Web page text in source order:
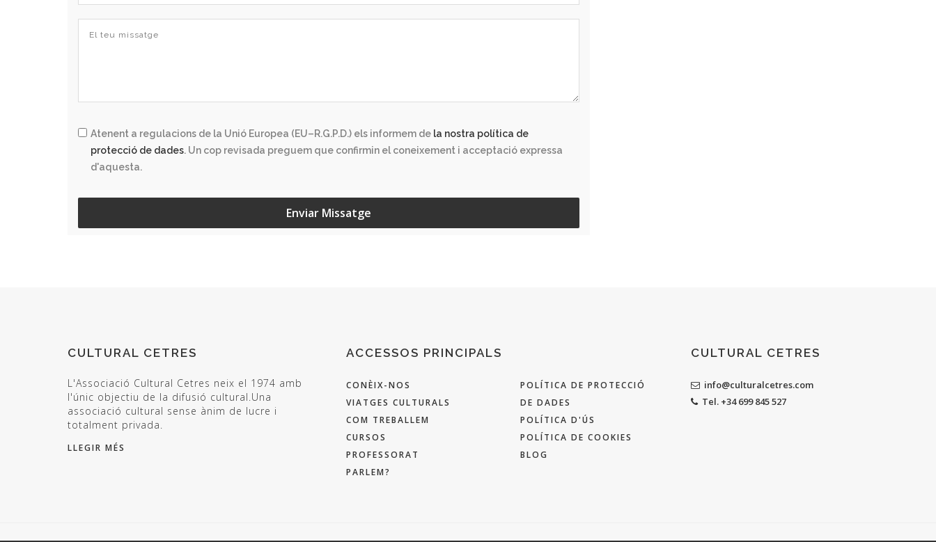
Atenent a regulacions de la Unió Europea (EU–R.G.P.D.) els informem de la nostra política de
protecció de dades. Un cop revisada preguem que confirmin el coneixement i acceptació expressa
d'aquesta.
Enviar Missatge
CULTURAL CETRES
L'Associació Cultural Cetres neix el 1974 amb
l'únic objectiu de la difusió cultural.Una
associació cultural sense ànim de lucre i
totalment privada.
LLEGIR MÉS
ACCESSOS PRINCIPALS
CONÈIX-NOS
VIATGES CULTURALS
COM TREBALLEM
CURSOS
PROFESSORAT
PARLEM?
POLÍTICA DE PROTECCIÓ
DE DADES
POLÍTICA D'ÚS
POLÍTICA DE COOKIES
BLOG
CULTURAL CETRES
info@culturalcetres.com
Tel. +34 699 845 527